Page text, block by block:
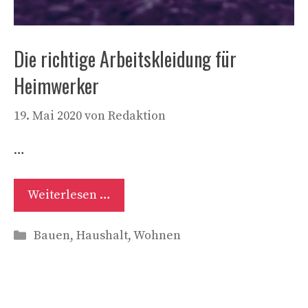
Die richtige Arbeitskleidung für
Heimwerker
19. Mai 2020vonRedaktion
…
Weiterlesen …
Kategorien
Bauen, Haushalt,Wohnen